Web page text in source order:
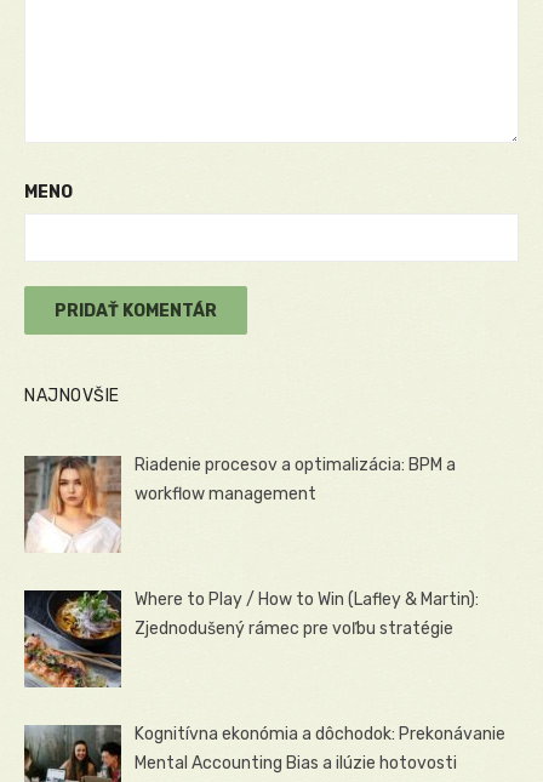
MENO
NAJNOVŠIE
Riadenie procesov a optimalizácia: BPM a
workflow management
Where to Play / How to Win (Lafley & Martin):
Zjednodušený rámec pre voľbu stratégie
Kognitívna ekonómia a dôchodok: Prekonávanie
Mental Accounting Bias a ilúzie hotovosti